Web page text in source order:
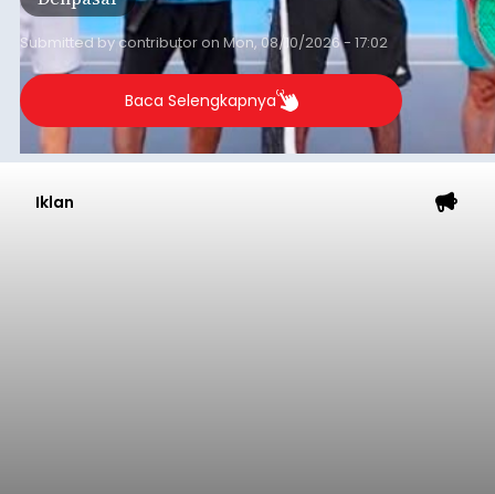
Submitted bycontributoron Mon, 08/10/2026 - 17:02
Baca Selengkapnya
Iklan